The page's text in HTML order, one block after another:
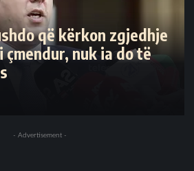
që kërkon zgjedhje
nuk ia do të
- Advertisement -